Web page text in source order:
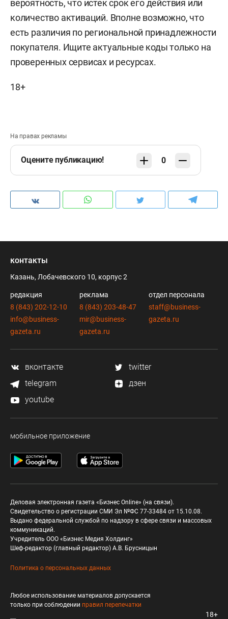
вероятность, что истек срок его действия или
количество активаций. Вполне возможно, что
есть различия по региональной принадлежности
покупателя. Ищите актуальные коды только на
проверенных сервисах и ресурсах.
18+
На правах рекламы
Оцените публикацию! 0
контакты
Казань, Лобачевского 10, корпус 2
редакция
8 (843) 202-12-10
info@business-
gazeta.ru
реклама
8 (843) 203-48-47
mir@business-
gazeta.ru
отдел персонала
staff@business-
gazeta.ru
вконтакте
twitter
telegram
дзен
youtube
мобильное приложение
Деловая электронная газета «Бизнес Online» (на связи).
Свидетельство о регистрации СМИ Эл №ФС 77-33484 от 15.10.08.
Выдано федеральной службой по надзору в сфере связи и массовых
коммуникаций.
Учредитель ООО «Бизнес Медия Холдинг»
Шеф-редактор (главный редактор) А.В. Брусницын
Политика о персональных данных
Любое использование материалов допускается
только при соблюдении правил перепечатки
18+